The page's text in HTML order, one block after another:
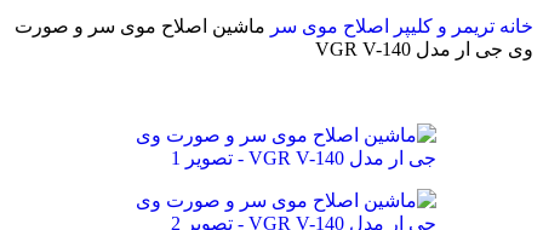
خانه تریمر و کلیپر اصلاح موی سر ماشین اصلاح موی سر و صورت
وی جی ار مدل VGR V-140